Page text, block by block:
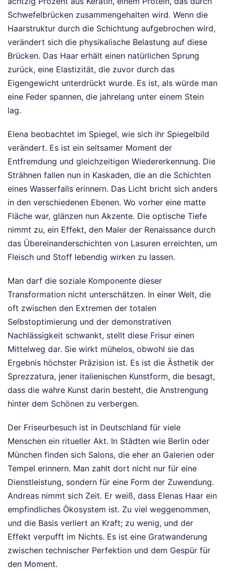
Schwefelbrücken zusammengehalten wird. Wenn die
Haarstruktur durch die Schichtung aufgebrochen wird,
verändert sich die physikalische Belastung auf diese
Brücken. Das Haar erhält einen natürlichen Sprung
zurück, eine Elastizität, die zuvor durch das
Eigengewicht unterdrückt wurde. Es ist, als würde man
eine Feder spannen, die jahrelang unter einem Stein
lag.
Elena beobachtet im Spiegel, wie sich ihr Spiegelbild
verändert. Es ist ein seltsamer Moment der
Entfremdung und gleichzeitigen Wiedererkennung. Die
Strähnen fallen nun in Kaskaden, die an die Schichten
eines Wasserfalls erinnern. Das Licht bricht sich anders
in den verschiedenen Ebenen. Wo vorher eine matte
Fläche war, glänzen nun Akzente. Die optische Tiefe
nimmt zu, ein Effekt, den Maler der Renaissance durch
das Übereinanderschichten von Lasuren erreichten, um
Fleisch und Stoff lebendig wirken zu lassen.
Man darf die soziale Komponente dieser
Transformation nicht unterschätzen. In einer Welt, die
oft zwischen den Extremen der totalen
Selbstoptimierung und der demonstrativen
Nachlässigkeit schwankt, stellt diese Frisur einen
Mittelweg dar. Sie wirkt mühelos, obwohl sie das
Ergebnis höchster Präzision ist. Es ist die Ästhetik der
Sprezzatura, jener italienischen Kunstform, die besagt,
dass die wahre Kunst darin besteht, die Anstrengung
hinter dem Schönen zu verbergen.
Der Friseurbesuch ist in Deutschland für viele
Menschen ein ritueller Akt. In Städten wie Berlin oder
München finden sich Salons, die eher an Galerien oder
Tempel erinnern. Man zahlt dort nicht nur für eine
Dienstleistung, sondern für eine Form der Zuwendung.
Andreas nimmt sich Zeit. Er weiß, dass Elenas Haar ein
empfindliches Ökosystem ist. Zu viel weggenommen,
und die Basis verliert an Kraft; zu wenig, und der
Effekt verpufft im Nichts. Es ist eine Gratwanderung
zwischen technischer Perfektion und dem Gespür für
den Moment.